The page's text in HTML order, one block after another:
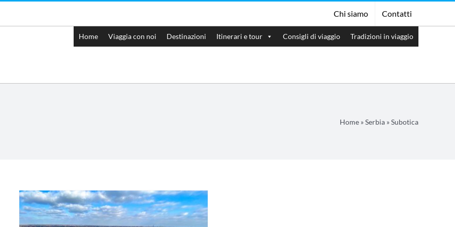
Chi siamo Contatti
Home Viaggia con noi Destinazioni Itinerari e tour Consigli di viaggio Tradizioni in viaggio
Home »Serbia »Subotica